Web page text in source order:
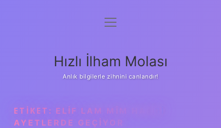
Anasayfa
Yasal Uyarı
menüyü
Hızlı İlham Molası
Anlık bilgilerle zihnini canlandır!
ETIKET: ELIF LAM MÎM HANGI
AYETLERDE GEÇIYOR